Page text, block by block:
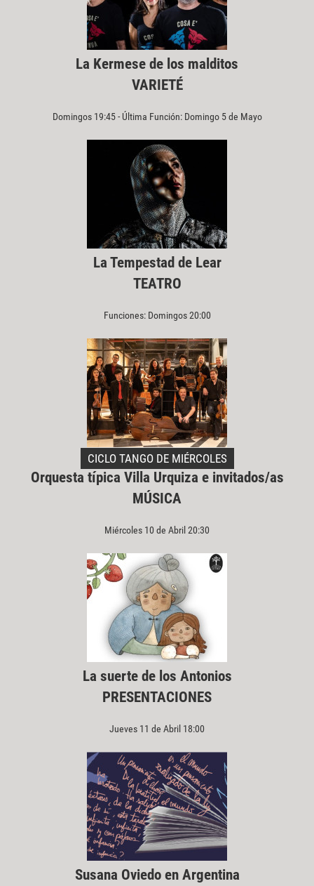
La Kermese de los malditos
VARIETÉ
Domingos 19:45 - Última Función: Domingo 5 de Mayo
La Tempestad de Lear
TEATRO
Funciones: Domingos 20:00
CICLO TANGO DE MIÉRCOLES
Orquesta típica Villa Urquiza e invitados/as
MÚSICA
Miércoles 10 de Abril 20:30
La suerte de los Antonios
PRESENTACIONES
Jueves 11 de Abril 18:00
Susana Oviedo en Argentina